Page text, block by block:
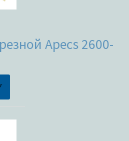
Apecs 2600-